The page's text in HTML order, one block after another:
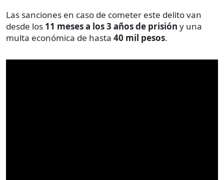
Las sanciones en caso de cometer este delito van
desde los 11 meses a los 3 años de prisión y una
multa económica de hasta 40 mil pesos.